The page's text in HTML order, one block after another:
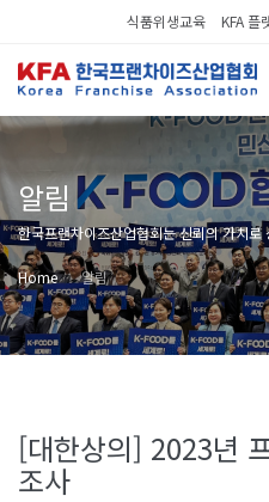
식품위생교육 KFA 플
알림
한국프랜차이즈산업협회는 신뢰의 가치로
Home 알림
[대한상의] 2023년
조사